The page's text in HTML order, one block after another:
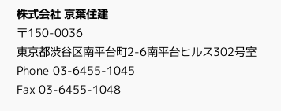
株式会社 京葉住建
〒150-0036
東京都渋谷区南平台町2-6南平台ヒルス302号室
Phone 03-6455-1045
Fax 03-6455-1048